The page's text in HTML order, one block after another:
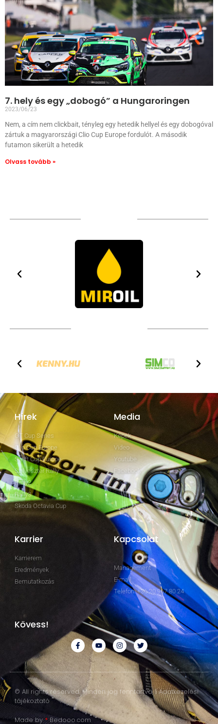
7. hely és egy „dobogó” a Hungaroringen
2023/06/23
Nem, a cím nem clickbait, tényleg egy hetedik hellyel és egy dobogóval
zártuk a magyarországi Clio Cup Europe fordulót. A második
futamon sikerült a hetedik
Olvass tovább »
Hírek
GT Cup Series
Clio Cup Europe
Swift Cup Europe
Szilveszter Rally
Rally2
Rally3
Skoda Octavia Cup
Media
Képek
Video
Youtube
Facebook
Karrier
Karrierem
Eredmények
Bemutatkozás
Kapcsolat
Management
E-mail
Telefon: +36 20 967 80 24
Kövess!
© All rights reserved. Minden jog fenntartva. | Adatkezelési
tájékoztató
Made by*Bedooo.com